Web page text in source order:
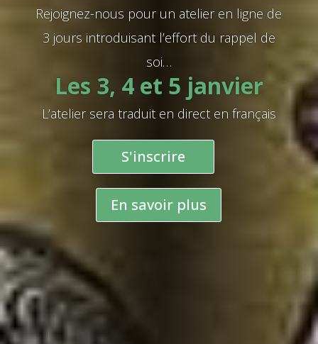
Rejoignez-nous pour un atelier en ligne de
3 jours introduisant l’effort du rappel de
soi…
Les 3, 4 et 5 janvier
L’atelier sera traduit en direct en français
S'inscrire
En savoir plus